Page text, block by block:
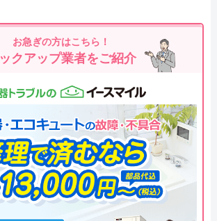
お急ぎの方はこちら！
クアップ業者をご紹介